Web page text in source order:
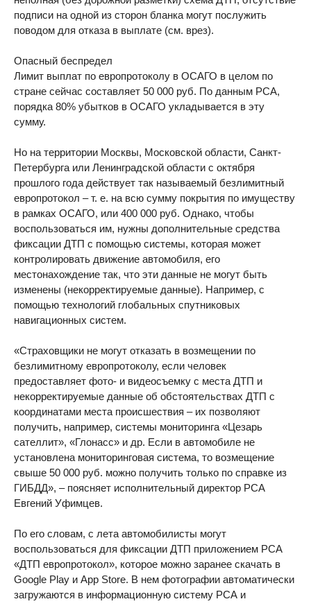
подписи на одной из сторон бланка могут послужить
поводом для отказа в выплате (см. врез).
Опасный беспредел
Лимит выплат по европротоколу в ОСАГО в целом по
стране сейчас составляет 50 000 руб. По данным РСА,
порядка 80% убытков в ОСАГО укладывается в эту
сумму.
Но на территории Москвы, Московской области, Санкт-
Петербурга или Ленинградской области с октября
прошлого года действует так называемый безлимитный
европротокол – т. е. на всю сумму покрытия по имуществу
в рамках ОСАГО, или 400 000 руб. Однако, чтобы
воспользоваться им, нужны дополнительные средства
фиксации ДТП с помощью системы, которая может
контролировать движение автомобиля, его
местонахождение так, что эти данные не могут быть
изменены (некорректируемые данные). Например, с
помощью технологий глобальных спутниковых
навигационных систем.
«Страховщики не могут отказать в возмещении по
безлимитному европротоколу, если человек
предоставляет фото- и видеосъемку с места ДТП и
некорректируемые данные об обстоятельствах ДТП с
координатами места происшествия – их позволяют
получить, например, системы мониторинга «Цезарь
сателлит», «Глонасс» и др. Если в автомобиле не
установлена мониторинговая система, то возмещение
свыше 50 000 руб. можно получить только по справке из
ГИБДД», – поясняет исполнительный директор РСА
Евгений Уфимцев.
По его словам, с лета автомобилисты могут
воспользоваться для фиксации ДТП приложением РСА
«ДТП европротокол», которое можно заранее скачать в
Google Play и App Store. В нем фотографии автоматически
загружаются в информационную систему РСА и